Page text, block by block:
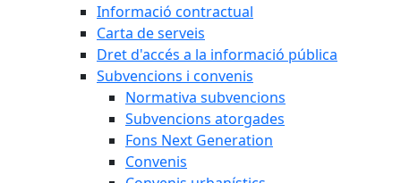
Informació contractual
Carta de serveis
Dret d'accés a la informació pública
Subvencions i convenis
Normativa subvencions
Subvencions atorgades
Fons Next Generation
Convenis